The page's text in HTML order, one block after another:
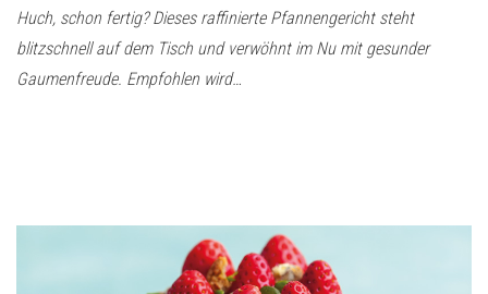
Huch, schon fertig? Dieses raffinierte Pfannengericht steht
blitzschnell auf dem Tisch und verwöhnt im Nu mit gesunder
Gaumenfreude. Empfohlen wird…